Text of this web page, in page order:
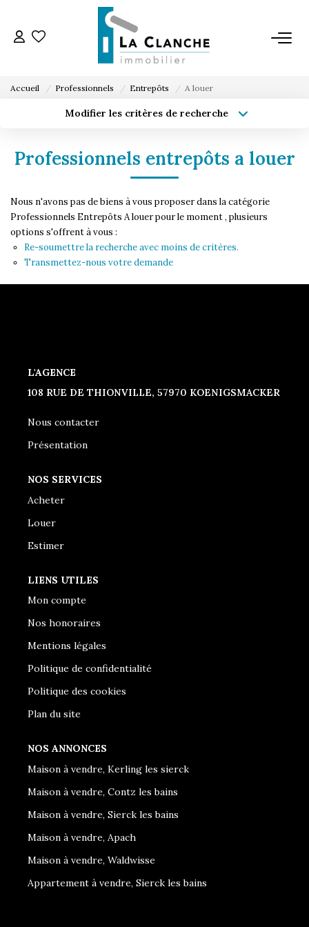
L'AGENCE
L'ÉQUIPE
VENTE
ESTIMATION
Accueil Professionnels Entrepôts A louer
Modifier les critères de recherche
Type de bien
Surface min
Budget max Plus de critères
Créer une alerte
Professionnels entrepôts a louer
Nous n'avons pas de biens à vous proposer dans la catégorie
Professionnels Entrepôts A louer pour le moment , plusieurs
options s'offrent à vous :
Re-soumettre la recherche avec moins de critères.
Transmettez-nous votre demande
L'AGENCE
108 RUE DE THIONVILLE, 57970 KOENIGSMACKER
Nous contacter
Présentation
NOS SERVICES
Acheter
Louer
Estimer
LIENS UTILES
Mon compte
Nos honoraires
Mentions légales
Politique de confidentialité
Politique des cookies
Plan du site
NOS ANNONCES
Maison à vendre, Kerling les sierck
Maison à vendre, Contz les bains
Maison à vendre, Sierck les bains
Maison à vendre, Apach
Maison à vendre, Waldwisse
Appartement à vendre, Sierck les bains